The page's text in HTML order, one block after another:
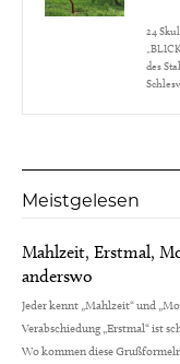
24
des
Meistgelesen
Mahlzeit, Erstmal,
anderswo
Jeder kennt „Mahlzeit“ und
Verabschiedung „Erstmal“ ist